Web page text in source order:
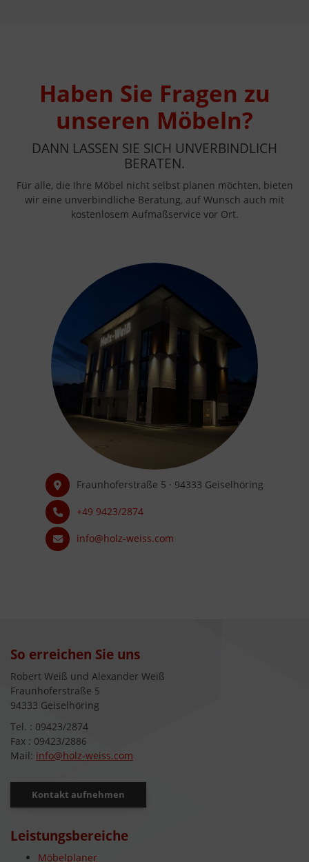
Haben Sie Fragen zu
unseren Möbeln?
DANN LASSEN SIE SICH UNVERBINDLICH
BERATEN.
Für alle, die Ihre Möbel nicht selbst planen möchten, bieten
wir eine unverbindliche Beratung, auf Wunsch auch mit
kostenlosem Aufmaßservice vor Ort.
Fraunhoferstraße 5 · 94333 Geiselhöring
+49 9423/2874
info@holz-weiss.com
So erreichen Sie uns
Robert Weiß und Alexander Weiß
Fraunhoferstraße 5
94333 Geiselhöring
Tel. : 09423/2874
Fax : 09423/2886
Mail: info@holz-weiss.com
Kontakt aufnehmen
Leistungsbereiche
Möbelplaner